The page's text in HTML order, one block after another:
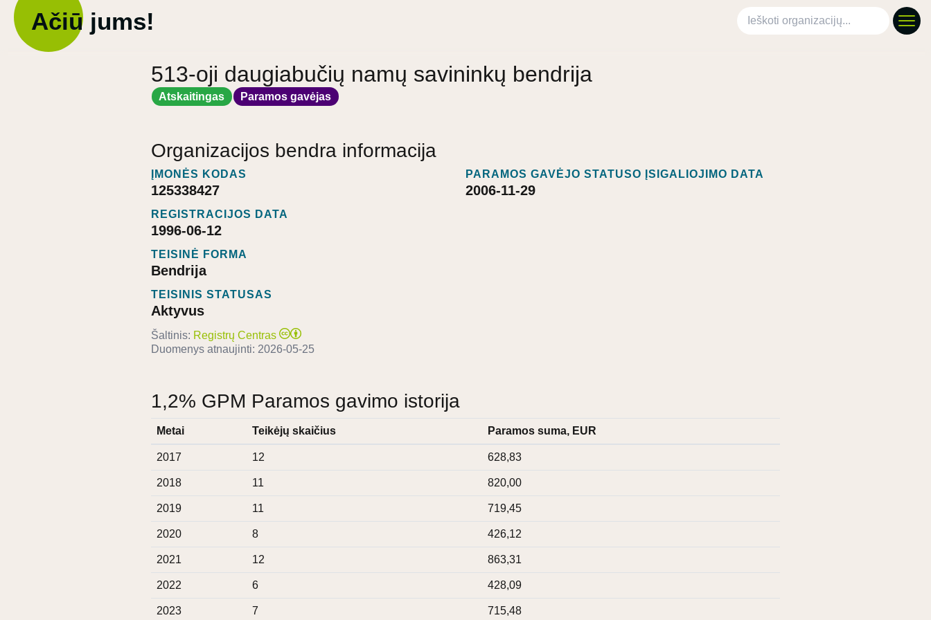
Ačiū jums! Ieškoti organizacijų
513-oji daugiabučių namų savininkų bendrija
Atskaitingas Paramos gavėjas
Organizacijos bendra informacija
ĮMONĖS KODAS
125338427
REGISTRACIJOS DATA
1996-06-12
TEISINĖ FORMA
Bendrija
TEISINIS STATUSAS
Aktyvus
PARAMOS GAVĖJO STATUSO ĮSIGALIOJIMO DATA
2006-11-29
Šaltinis: Registrų Centras
Duomenys atnaujinti: 2026-05-25
1,2% GPM Paramos gavimo istorija
Metai Teikėjų skaičius Paramos suma, EUR
2017 12 628,83
2018 11 820,00
2019 11 719,45
2020 8 426,12
2021 12 863,31
2022 6 428,09
2023 7 715,48